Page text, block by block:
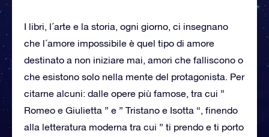
I libri, l´arte e la storia, ogni giorno, ci insegnano
che l´amore impossibile è quel tipo di amore
destinato a non iniziare mai, amori che falliscono o
che esistono solo nella mente del protagonista. Per
citarne alcuni: dalle opere più famose, tra cui ”
Romeo e Giulietta ” e ” Tristano e Isotta “, finendo
alla letteratura moderna tra cui ” ti prendo e ti porto